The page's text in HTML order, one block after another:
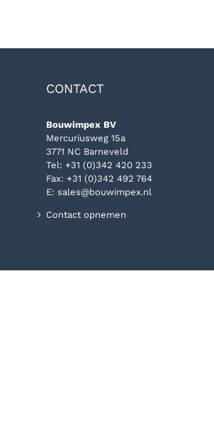
CONTACT
Bouwimpex BV
Mercuriusweg 15a
3771 NC Barneveld
Tel: +31 (0)342 420 233
Fax: +31 (0)342 492 764
E: sales@bouwimpex.nl
Contact opnemen